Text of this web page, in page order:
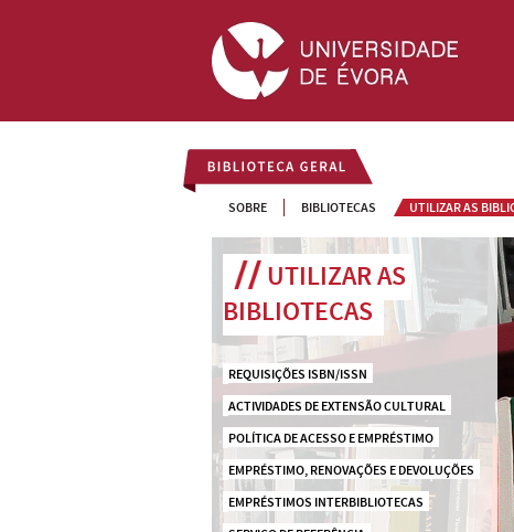
BIBLIOTECA GERAL
SOBRE BIBLIOTECAS UTILIZAR AS
UTILIZAR AS
BIBLIOTECAS
REQUISIÇÕES ISBN/ISSN
ACTIVIDADES DE EXTENSÃO CULTURAL
POLÍTICA DE ACESSO E EMPRÉSTIMO
EMPRÉSTIMO, RENOVAÇÕES E DEVOLUÇÕES
EMPRÉSTIMOS INTERBIBLIOTECAS